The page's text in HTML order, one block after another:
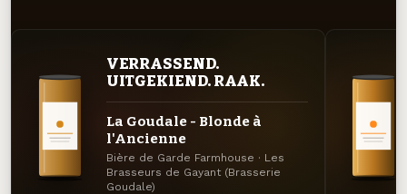
VERRASSEND.
UITGEKIEND. RAAK.
La Goudale - Blonde à
l'Ancienne
Bière de Garde Farmhouse · Les
Brasseurs de Gayant (Brasserie
Goudale)